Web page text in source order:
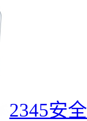
2345安